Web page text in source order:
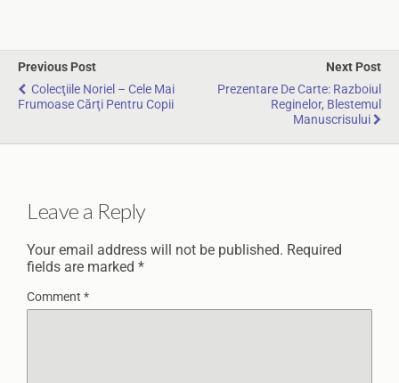
Previous Post
Colecţiile Noriel – Cele Mai
Frumoase Cărţi Pentru Copii
Next Post
Prezentare De Carte: Razboiul
Reginelor, Blestemul
Manuscrisului
Leave a Reply
Your email address will not be published. Required
fields are marked *
Comment *